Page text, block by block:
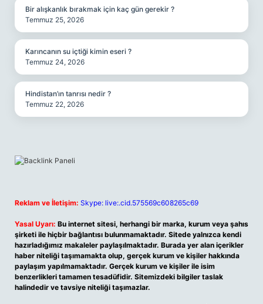
Bir alışkanlık bırakmak için kaç gün gerekir ?
Temmuz 25, 2026
Karıncanın su içtiği kimin eseri ?
Temmuz 24, 2026
Hindistan’ın tanrısı nedir ?
Temmuz 22, 2026
Reklam ve İletişim: Skype: live:.cid.575569c608265c69
Yasal Uyarı: Bu internet sitesi, herhangi bir marka, kurum veya şahıs
şirketi ile hiçbir bağlantısı bulunmamaktadır. Sitede yalnızca kendi
hazırladığımız makaleler paylaşılmaktadır. Burada yer alan içerikler
haber niteliği taşımamakta olup, gerçek kurum ve kişiler hakkında
paylaşım yapılmamaktadır. Gerçek kurum ve kişiler ile isim
benzerlikleri tamamen tesadüfidir. Sitemizdeki bilgiler taslak
halindedir ve tavsiye niteliği taşımazlar.